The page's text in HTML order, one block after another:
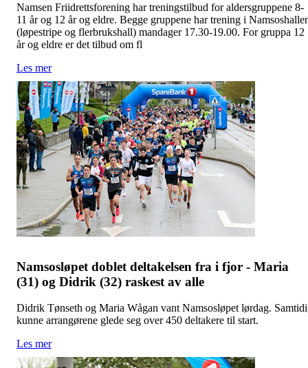
Namsen Friidrettsforening har treningstilbud for aldersgruppene 8-
11 år og 12 år og eldre. Begge gruppene har trening i
(løpestripe og flerbrukshall) mandager 17.30-19.00. For gruppa 12
år og eldre er det tilbud om fl
Les mer
Namsosløpet doblet deltakelsen fra i fjor - Maria
(31) og Didrik (32) raskest av alle
Didrik Tønseth og Maria Wågan vant Namsosløpet lørdag.
kunne arrangørene glede seg over 450 deltakere til start.
Les mer